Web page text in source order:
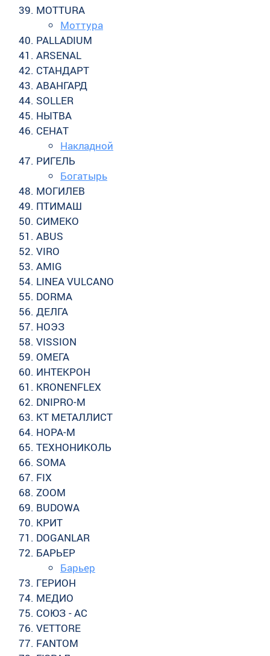
MOTTURA
Моттура
PALLADIUM
ARSENAL
СТАНДАРТ
АВАНГАРД
SOLLER
НЫТВА
СЕНАТ
Накладной
РИГЕЛЬ
Богатырь
МОГИЛЕВ
ПТИМАШ
СИМЕКО
ABUS
VIRO
AMIG
LINEA VULCANO
DORMA
ДЕЛГА
НОЭЗ
VISSION
ОМЕГА
ИНТЕКРОН
KRONENFLEX
DNIPRO-M
KT МЕТАЛЛИСТ
НОРА-М
ТЕХНОНИКОЛЬ
SOMA
FIX
ZOOM
BUDOWA
КРИТ
DOGANLAR
БАРЬЕР
Барьер
ГЕРИОН
МЕДИО
СОЮЗ - АС
VЕTTORE
FANTOM